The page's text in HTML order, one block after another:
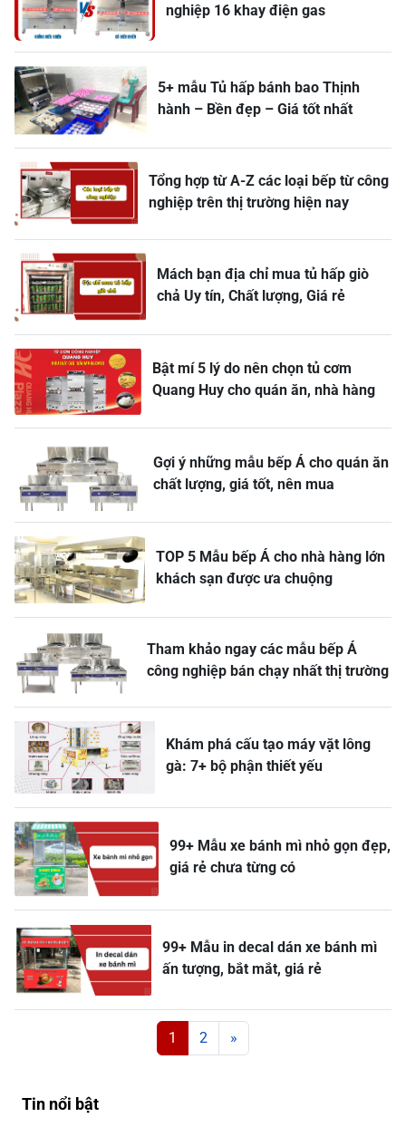
nghiệp 16 khay điện gas
5+ mẫu Tủ hấp bánh bao Thịnh
hành – Bền đẹp – Giá tốt nhất
Tổng hợp từ A-Z các loại bếp từ công
nghiệp trên thị trường hiện nay
Mách bạn địa chỉ mua tủ hấp giò
chả Uy tín, Chất lượng, Giá rẻ
Bật mí 5 lý do nên chọn tủ cơm
Quang Huy cho quán ăn, nhà hàng
Gợi ý những mẫu bếp Á cho quán ăn
chất lượng, giá tốt, nên mua
TOP 5 Mẫu bếp Á cho nhà hàng lớn
khách sạn được ưa chuộng
Tham khảo ngay các mẫu bếp Á
công nghiệp bán chạy nhất thị trường
Khám phá cấu tạo máy vặt lông
gà: 7+ bộ phận thiết yếu
99+ Mẫu xe bánh mì nhỏ gọn đẹp,
giá rẻ chưa từng có
99+ Mẫu in decal dán xe bánh mì
ấn tượng, bắt mắt, giá rẻ
1 2 »
Tin nổi bật